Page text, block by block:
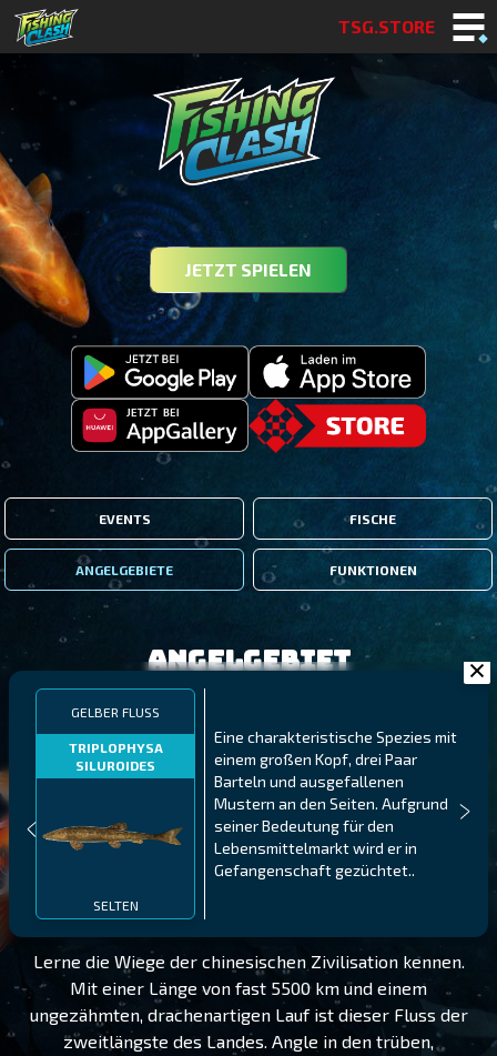
TSG.STORE
JETZT SPIELEN
EVENTS FISCHE
ANGELGEBIETE FUNKTIONEN
GELBER FLUSS
TRIPLOPHYSA
SILUROIDES
SELTEN
Eine charakteristische Spezies mit
einem großen Kopf, drei Paar
Barteln und ausgefallenen
Mustern an den Seiten. Aufgrund
seiner Bedeutung für den
Lebensmittelmarkt wird er in
Gefangenschaft gezüchtet..
Angelgebiet
STUFE 175
Lerne die Wiege der chinesischen Zivilisation kennen.
Mit einer Länge von fast 5500 km und einem
ungezähmten, drachenartigen Lauf ist dieser Fluss der
zweitlängste des Landes. Angle in den trüben,